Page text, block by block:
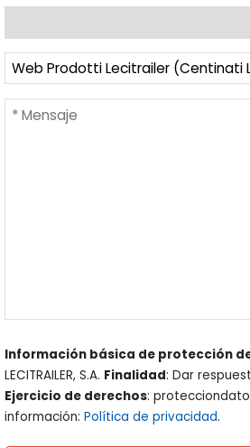
Información básica de protección
LECITRAILER, S.A. Finalidad: Dar
Ejercicio de derechos:
información: Política de privacidad.